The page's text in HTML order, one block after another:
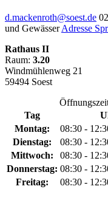
d.mackenroth@soest.de
und GewässerAdresse
Rathaus II
Raum: 3.20
Windmühlenweg 21
59494 Soest
Tag
Montag:
08:30 -
Dienstag:
08:30 -
Mittwoch:
08:30 -
Donnerstag: 08:30 -
Freitag:
08:30 -